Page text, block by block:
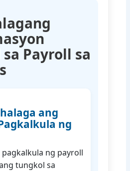
Payroll sa
ang
ng
ng payroll
tungkol sa